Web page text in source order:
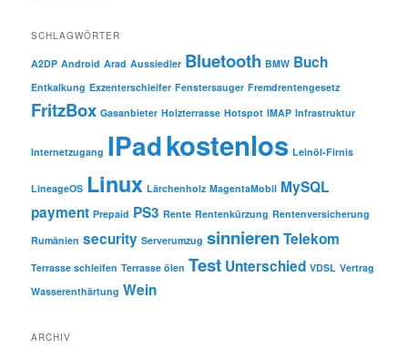
SCHLAGWÖRTER
A2DP Android Arad Aussiedler Bluetooth BMW Buch
Entkalkung Exzenterschleifer Fenstersauger Fremdrentengesetz
FritzBox Gasanbieter Holzterrasse Hotspot IMAP Infrastruktur
Internetzugang IPadkostenlos Leinöl-Firnis
LineageOS Linux Lärchenholz MagentaMobil MySQL
payment Prepaid PS3 Rente Rentenkürzung Rentenversicherung
Rumänien security Serverumzug sinnierenTelekom
Terrasse schleifen Terrasse ölen Test Unterschied VDSL Vertrag
Wasserenthärtung Wein
ARCHIV